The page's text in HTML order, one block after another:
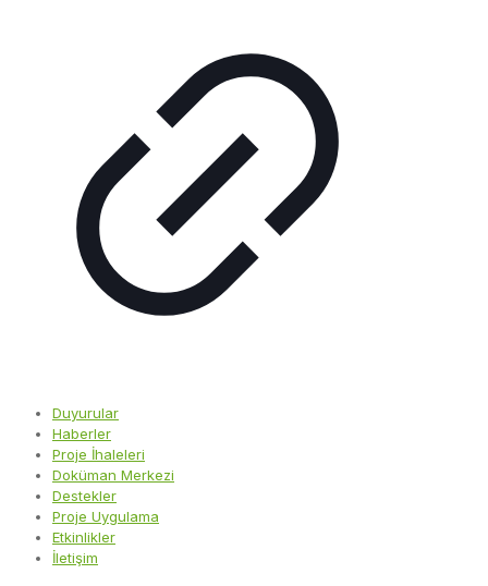
Duyurular
Haberler
Proje İhaleleri
Doküman Merkezi
Destekler
Proje Uygulama
Etkinlikler
İletişim